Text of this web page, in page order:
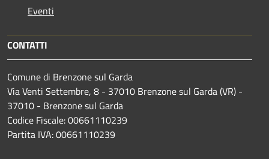
Eventi
CONTATTI
Comune di Brenzone sul Garda
Via Venti Settembre, 8 - 37010 Brenzone sul Garda (VR) -
37010 - Brenzone sul Garda
Codice Fiscale: 00661110239
Partita IVA: 00661110239